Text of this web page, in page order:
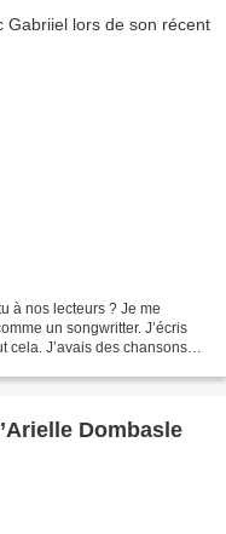
à nos lecteurs ? Je me
un songwritter. J’écris
cela. J’avais des chansons
Dombasle